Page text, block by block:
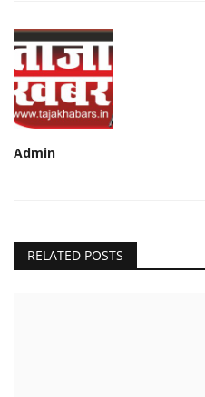
Admin
RELATED POSTS